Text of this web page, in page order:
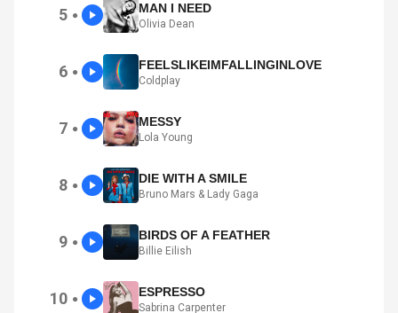
5 ● MAN I NEED
Olivia Dean
6 ● FEELSLIKEIMFALLINGINLOVE
Coldplay
7 ● MESSY
Lola Young
8 ● DIE WITH A SMILE
Bruno Mars & Lady Gaga
9 ● BIRDS OF A FEATHER
Billie Eilish
10 ● ESPRESSO
Sabrina Carpenter